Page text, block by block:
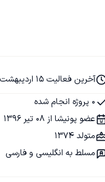
آخرین فعالیت 15 اردیبهشت 1404
0 پروژه انجام شده
عضو پونیشا از 08 تیر 1396
متولد 1374
مسلط به انگلیسی و فارسی